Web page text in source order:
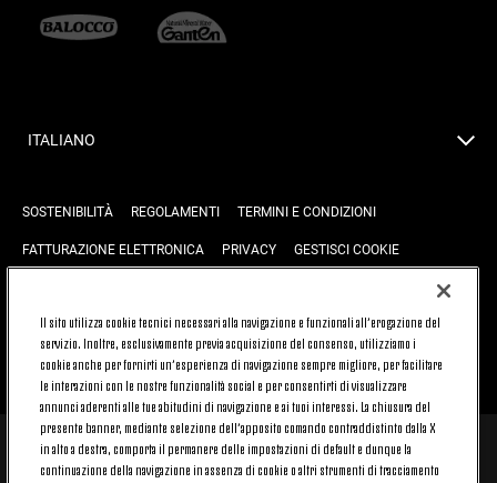
ITALIANO
SOSTENIBILITÀ REGOLAMENTI TERMINI E CONDIZIONI
FATTURAZIONE ELETTRONICA PRIVACY GESTISCI COOKIE
TORNA SU
© 2026 Juventus Football Club S.p.A.
Il sito utilizza cookie tecnici necessari alla navigazione e funzionali all’erogazione del
servizio. Inoltre, esclusivamente previa acquisizione del consenso, utilizziamo i
cookie anche per fornirti un’esperienza di navigazione sempre migliore, per facilitare
le interazioni con le nostre funzionalità social e per consentirti di visualizzare
annunci aderenti alle tue abitudini di navigazione e ai tuoi interessi. La chiusura del
presente banner, mediante selezione dell’apposito comando contraddistinto dalla X
in alto a destra, comporta il permanere delle impostazioni di default e dunque la
continuazione della navigazione in assenza di cookie o altri strumenti di tracciamento